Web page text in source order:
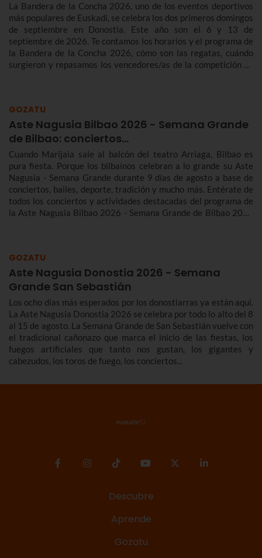
La Bandera de la Concha 2026, uno de los eventos deportivos
más populares de Euskadi, se celebra los dos primeros domingos
de septiembre en Donostia. Este año son el 6 y 13 de
septiembre de 2026. Te contamos los horarios y el programa de
la Bandera de la Concha 2026, cómo son las regatas, cuándo
surgieron y repasamos los vencedores/as de la competición de
GOZATU
Aste Nagusia Bilbao 2026 - Semana Grande
de Bilbao: conciertos…
Cuando Marijaia sale al balcón del teatro Arriaga, Bilbao es
pura fiesta. Porque los bilbaínos celebran a lo grande su Aste
Nagusia - Semana Grande durante 9 días de agosto a base de
conciertos, bailes, deporte, tradición y mucho más. Entérate de
todos los conciertos y actividades destacadas del programa de
la Aste Nagusia Bilbao 2026 - Semana Grande de Bilbao 2026
GOZATU
Aste Nagusia Donostia 2026 - Semana
Grande San Sebastián
Los ocho días más esperados por los donostiarras ya están aquí.
La Aste Nagusia Donostia 2026 se celebra por todo lo alto del 8
al 15 de agosto. La Semana Grande de San Sebastián vuelve con
el tradicional cañonazo que marca el inicio de las fiestas, los
fuegos artificiales que tanto nos gustan, los gigantes y
cabezudos, los toros de fuego, los conciertos...
Descubre
Aprende
Gozatu